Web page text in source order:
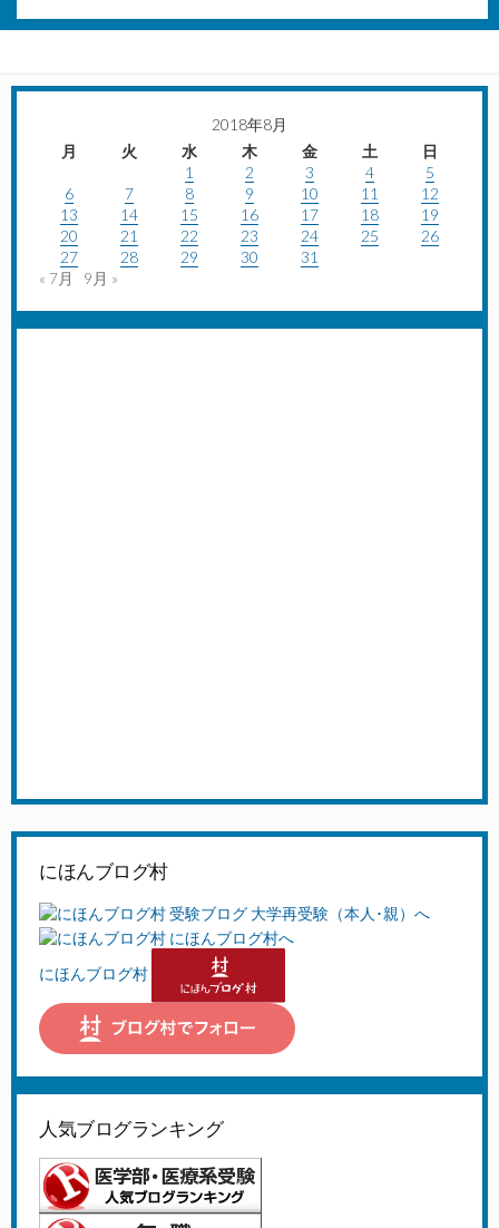
2018年8月
月
火 水 木 金 土
日
1
2 3 4
5
6
7 8 9 10 11
12
13
14 15 16 17 18
19
20
21 22 23 24 25
26
27
28 29 30
31
« 7月
9月 »
にほんブログ村
にほんブログ村
人気ブログランキング